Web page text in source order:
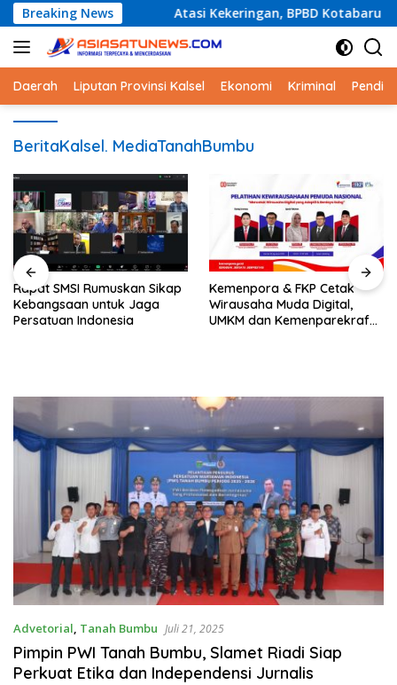
Langsung
ke
konten
Breaking News
SD Atasi Kekeringan, BPBD Kotabaru akan
Daerah Liputan Provinsi Kalsel Ekonomi Kriminal
BeritaKalsel. MediaTanahBumbu
Kemenpora & FKP Cetak
Wirausaha Muda Digital,
UMKM dan Kemenparekraf
Dukung Media Siber
Profesional, SMSI Pusat Gelar
Audiensi dengan
Advetorial, Tanah Bumbu Juli 21, 2025
Pimpin PWI Tanah Bumbu, Slamet Riadi Siap
Perkuat Etika dan Independensi Jurnalis